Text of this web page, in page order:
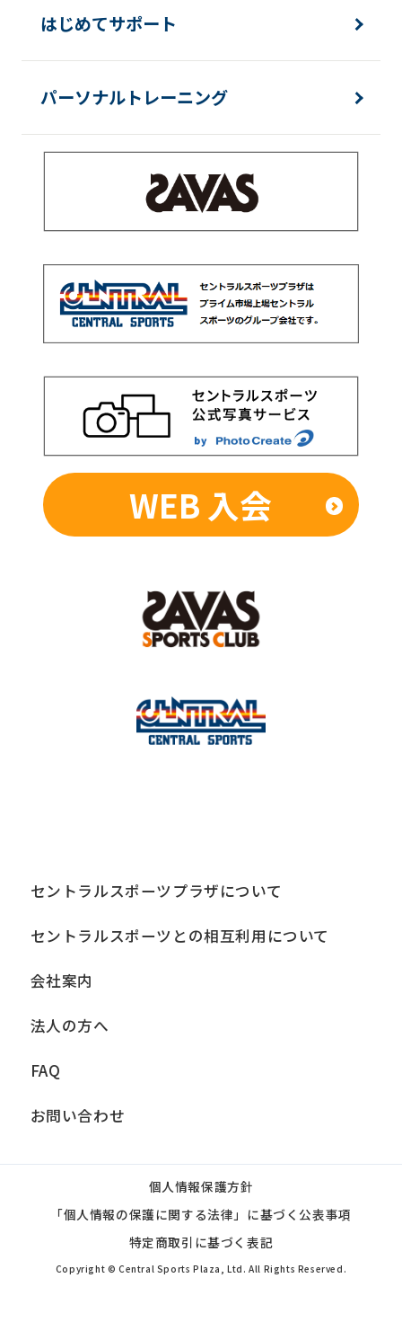
はじめてサポート
パーソナルトレーニング
WEB 入会
セントラルスポーツプラザについて
セントラルスポーツとの相互利用について
会社案内
法人の方へ
FAQ
お問い合わせ
個人情報保護方針
「個人情報の保護に関する法律」に基づく公表事項
特定商取引に基づく表記
Copyright © Central Sports Plaza, Ltd. All Rights Reserved.